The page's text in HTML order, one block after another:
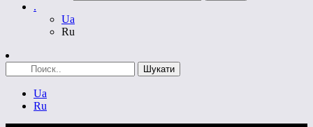
.
Ua
Ru
Ua
Ru